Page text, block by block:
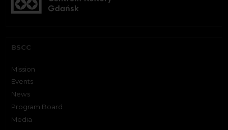
BSCC
Mission
Events
News
Program Board
Media